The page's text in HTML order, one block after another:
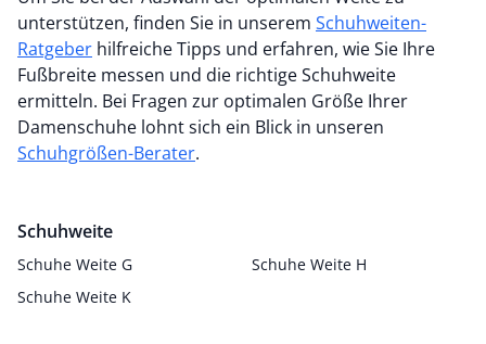
unterstützen, finden Sie in unserem Schuhweiten-
Ratgeber hilfreiche Tipps und erfahren, wie Sie Ihre
Fußbreite messen und die richtige Schuhweite
ermitteln. Bei Fragen zur optimalen Größe Ihrer
Damenschuhe lohnt sich ein Blick in unseren
Schuhgrößen-Berater.
Schuhweite
Schuhe Weite G
Schuhe Weite H
Schuhe Weite K